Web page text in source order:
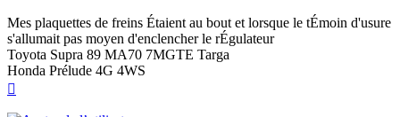
Mes plaquettes de freins Étaient au bout et lorsque le tÉmoin d'usure
s'allumait pas moyen d'enclencher le rÉgulateur
Toyota Supra 89 MA70 7MGTE Targa
Honda Prélude 4G 4WS